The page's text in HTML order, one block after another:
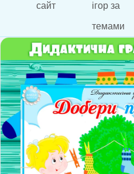
сайт ігор за
темами